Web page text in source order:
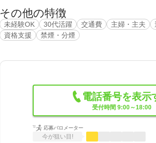
その他の特徴
未経験OK 30代活躍 交通費 主婦・主夫
資格支援
禁煙・分煙
電話番号を表示
受付時間 9:00～18:00
応募バロメーター
今が狙い目!